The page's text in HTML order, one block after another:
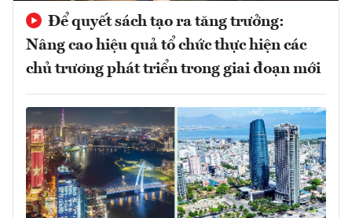
Để quyết sách tạo ra tăng trưởng:
Nâng cao hiệu quả tổ chức thực hiện các
chủ trương phát triển trong giai đoạn mới